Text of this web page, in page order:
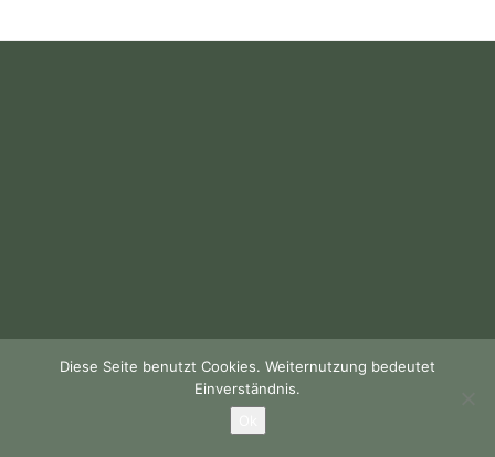
Diese Seite benutzt Cookies. Weiternutzung bedeutet
Einverständnis.